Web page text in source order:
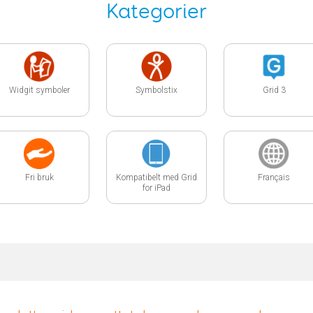
Kategorier
Widgit symboler Symbolstix Grid 3
Fri bruk
Kompatibelt med Grid
for iPad
Français